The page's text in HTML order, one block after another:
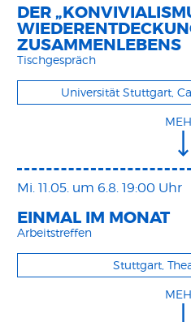
DER
ZUSAMMENLEBENS
Tischgespräch
Universität Stuttgart,
Mi. 11.05. um 6.8. 19:00 Uhr
EINMAL IM MONAT
Arbeitstreffen
Stuttgart,